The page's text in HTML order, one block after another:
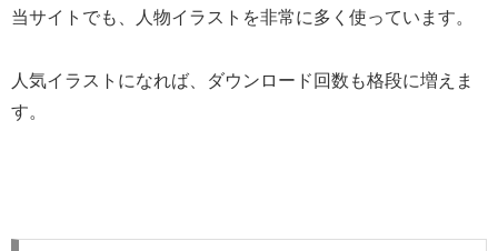
当サイトでも、人物イラストを非常に多く使っています。
人気イラストになれば、ダウンロード回数も格段に増えま
す。